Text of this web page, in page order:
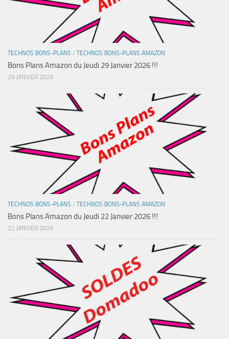
TECHNOS BONS-PLANS / TECHNOS BONS-PLANS AMAZON
Bons Plans Amazon du Jeudi 29 Janvier 2026 !!!
29 JANVIER 2026
TECHNOS BONS-PLANS / TECHNOS BONS-PLANS AMAZON
Bons Plans Amazon du Jeudi 22 Janvier 2026 !!!
22 JANVIER 2026